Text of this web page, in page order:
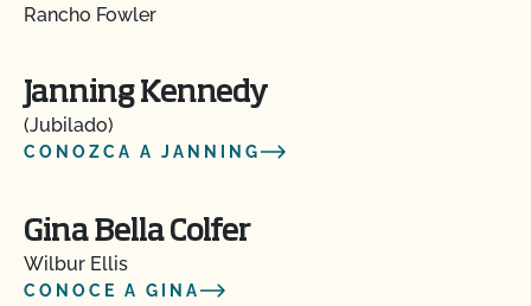
Rancho Fowler
Janning Kennedy
(Jubilado)
CONOZCA A JANNING
Gina Bella Colfer
Wilbur Ellis
CONOCE A GINA